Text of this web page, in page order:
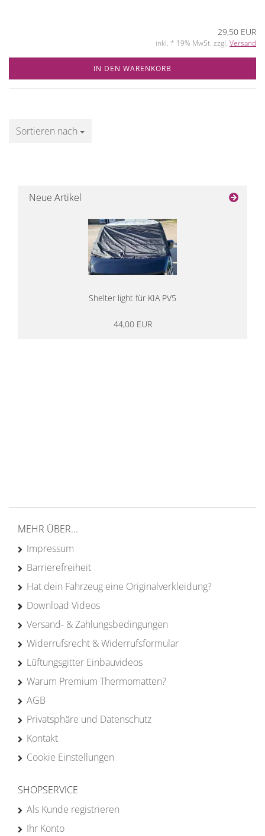
29,50 EUR
inkl. * 19% MwSt. zzgl. Versand
IN DEN WARENKORB
Sortieren nach
Sortieren nach
Neue Artikel
Shelter light für KIA PV5
44,00 EUR
MEHR ÜBER...
Impressum
Barrierefreiheit
Hat dein Fahrzeug eine Originalverkleidung?
Download Videos
Versand- & Zahlungsbedingungen
Widerrufsrecht & Widerrufsformular
Lüftungsgitter Einbauvideos
Warum Premium Thermomatten?
AGB
Privatsphäre und Datenschutz
Kontakt
Cookie Einstellungen
SHOPSERVICE
Als Kunde registrieren
Ihr Konto